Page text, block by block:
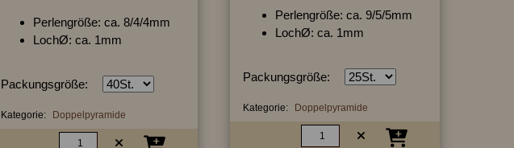
Perlengröße: ca. 8/4/4mm
LochØ: ca. 1mm
Packungsgröße:
Kategorie: Doppelpyramide
Perlengröße: ca. 9/5/5mm
LochØ: ca. 1mm
Packungsgröße:
Kategorie: Doppelpyramide